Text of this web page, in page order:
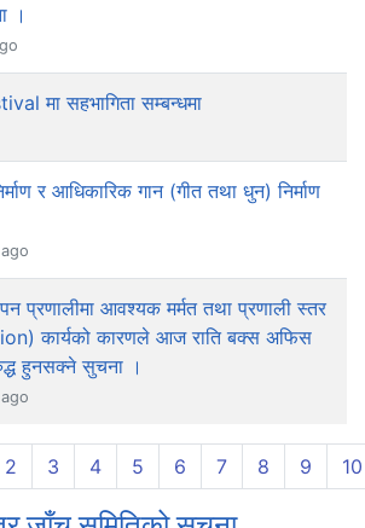
।
मा सहभागिता सम्बन्धमा
र आधिकारिक गान (गीत तथा धुन) निर्माण
प्रणालीमा आवश्यक मर्मत तथा प्रणाली स्तर
कार्यको कारणले आज राति बक्स अफिस
हुनसक्ने सुचना ।
2 3 4 5 6 7 8 9 10